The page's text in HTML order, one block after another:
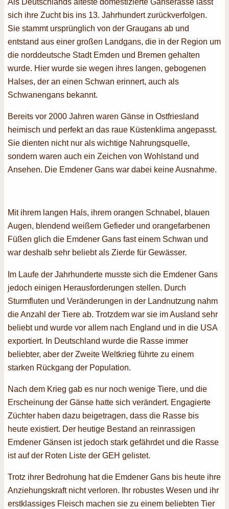
sich ihre Zucht bis ins 13. Jahrhundert zurückverfolgen.
Sie stammt ursprünglich von der Graugans ab und
entstand aus einer großen Landgans, die in der Region um
die norddeutsche Stadt Emden und Bremen gehalten
wurde. Hier wurde sie wegen ihres langen, gebogenen
Halses, der an einen Schwan erinnert, auch als
Schwanengans bekannt.
Bereits vor 2000 Jahren waren Gänse in Ostfriesland
heimisch und perfekt an das raue Küstenklima angepasst.
Sie dienten nicht nur als wichtige Nahrungsquelle,
sondern waren auch ein Zeichen von Wohlstand und
Ansehen. Die Emdener Gans war dabei keine Ausnahme.
Mit ihrem langen Hals, ihrem orangen Schnabel, blauen
Augen, blendend weißem Gefieder und orangefarbenen
Füßen glich die Emdener Gans fast einem Schwan und
war deshalb sehr beliebt als Zierde für Gewässer.
Im Laufe der Jahrhunderte musste sich die Emdener Gans
jedoch einigen Herausforderungen stellen. Durch
Sturmfluten und Veränderungen in der Landnutzung nahm
die Anzahl der Tiere ab. Trotzdem war sie im Ausland sehr
beliebt und wurde vor allem nach England und in die USA
exportiert. In Deutschland wurde die Rasse immer
beliebter, aber der Zweite Weltkrieg führte zu einem
starken Rückgang der Population.
Nach dem Krieg gab es nur noch wenige Tiere, und die
Erscheinung der Gänse hatte sich verändert. Engagierte
Züchter haben dazu beigetragen, dass die Rasse bis
heute existiert. Der heutige Bestand an reinrassigen
Emdener Gänsen ist jedoch stark gefährdet und die Rasse
ist auf der Roten Liste der GEH gelistet.
Trotz ihrer Bedrohung hat die Emdener Gans bis heute ihre
Anziehungskraft nicht verloren. Ihr robustes Wesen und ihr
erstklassiges Fleisch machen sie zu einem beliebten Tier